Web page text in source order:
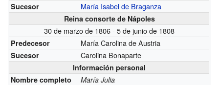
Sucesor María Isabel de Braganza
Reina consorte de Nápoles
30 de marzo de 1806 - 5 de junio de 1808
Predecesor María Carolina de Austria
Sucesor Carolina Bonaparte
Información personal
Nombre completo
María Julia